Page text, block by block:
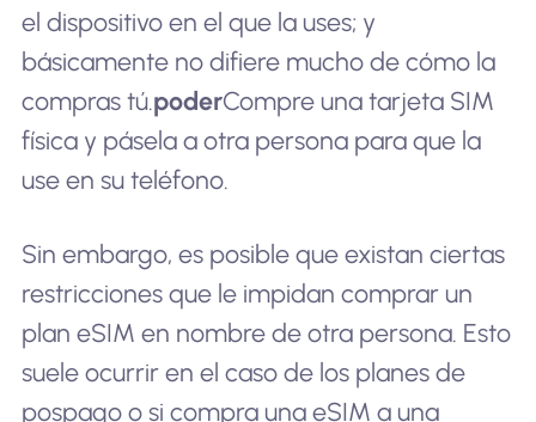
el dispositivo en el que la uses; y
básicamente no difiere mucho de cómo la
compras tú.poderCompre una tarjeta SIM
física y pásela a otra persona para que la
use en su teléfono.
Sin embargo, es posible que existan ciertas
restricciones que le impidan comprar un
plan eSIM en nombre de otra persona. Esto
suele ocurrir en el caso de los planes de
pospago o si compra una eSIM a una